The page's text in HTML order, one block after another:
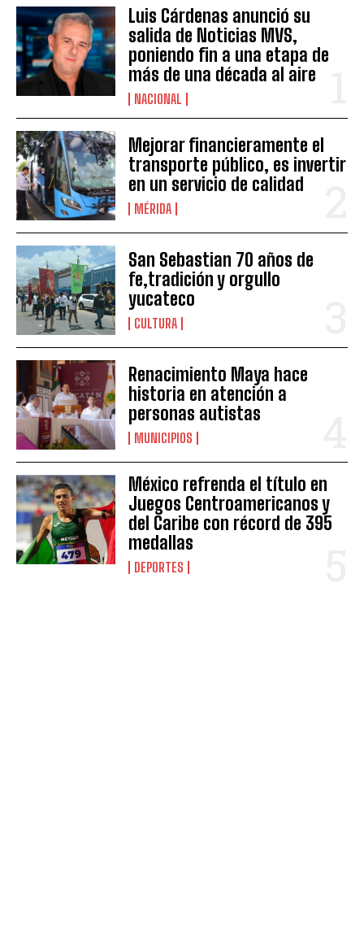
Luis Cárdenas anunció su
salida de Noticias MVS,
poniendo fin a una etapa de
más de una década al aire
NACIONAL
Mejorar financieramente el
transporte público, es invertir
en un servicio de calidad
MÉRIDA
San Sebastian 70 años de
fe,tradición y orgullo
yucateco
CULTURA
Renacimiento Maya hace
historia en atención a
personas autistas
MUNICIPIOS
México refrenda el título en
Juegos Centroamericanos y
del Caribe con récord de 395
medallas
DEPORTES